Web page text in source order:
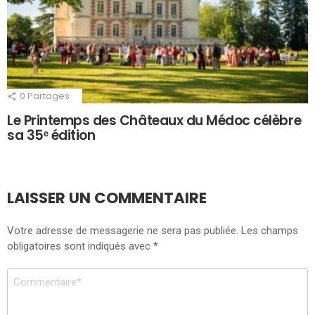
0 Partages
Le Printemps des Châteaux du Médoc célèbre
sa 35ᵉ édition
LAISSER UN COMMENTAIRE
Votre adresse de messagerie ne sera pas publiée. Les champs
obligatoires sont indiqués avec *
Commentaire